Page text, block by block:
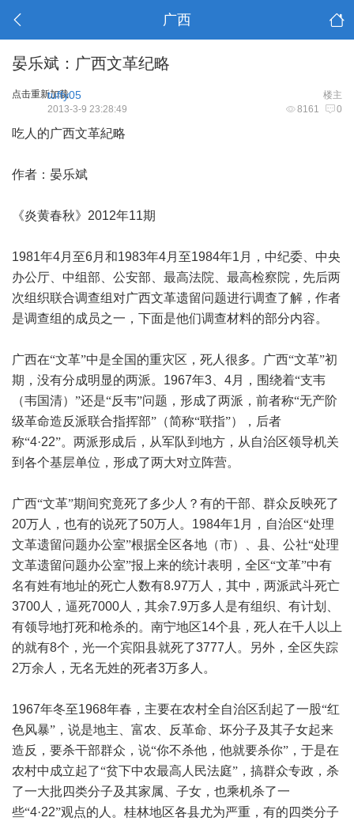
广西
晏乐斌：广西文革纪略
点击重新加载 楼主
tuffy05
8161 0
2013-3-9 23:28:49
吃人的广西文革紀略
作者：晏乐斌
《炎黄春秋》 2012年11期
1981年4月至6月和1983年4月至1984年1 月，中纪委、中央
办公厅、中组部、公安部、最高法院、最高检察院，先后两
次组织联合调查组对广西文革遗留问题进行调查了解，作者
是调查组的成员之一，下面是他们调查材料的部分内容。
广西在“文革”中是全国的重灾区，死人很多。广西“文革”初
期，没有分成明显的两派。 1967年3 4月，围绕着“支韦
（韦国清）”还是“反韦”问题，形成了两派，前者称“无产阶
级革命造反派联合指挥部”（简称“联指”），后者
称“4·22”。两派形成后，从军队到地方，从自治区领导机关
到各个基层单位，形成了两大对立阵营。
广西“文革”期间究竟死了多少人？有的干部、群众反映死了
20万人，也有的说死了50万人。 1984年1 月，自治区“处理
文革遗留问题办公室”根据全区各地（市）、县、公社“处理
文革遗留问题办公室”报上来的统计表明，全区“文革”中有
名有姓有地址的死亡人数有8.97万人，其中，两派武斗死亡
3700 人，逼死7000 人，其余7.9万多人是有组织、有计划、
有领导地打死和枪杀的。南宁地区14个县，死人在千人以上
的就有8个，光一个宾阳县就死了3777 人。另外，全区失踪
2万余人，无名无姓的死者3万多人。
1967年冬至1968年春，主要在农村全自治区刮起了一股“红
色风暴”，说是地主、富农、反革命、坏分子及其子女起来
造反，要杀干部群众，说“你不杀他，他就要杀你”，于是在
农村中成立起了“贫下中农最高人民法庭”，搞群众专政，杀
了一大批四类分子及其家属、子女，也乘机杀了一
些“4·22”观点的人。桂林地区各县尤为严重，有的四类分子